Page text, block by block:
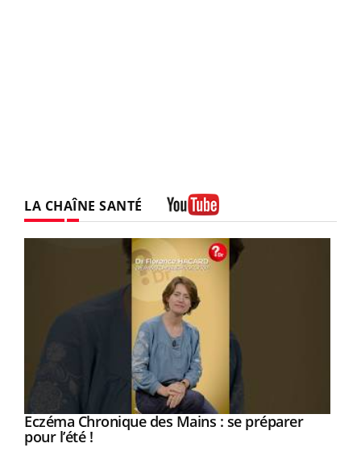
LA CHAÎNE SANTÉ
Youtube
Eczéma Chronique des Mains : se préparer
pour l’été !Youtube